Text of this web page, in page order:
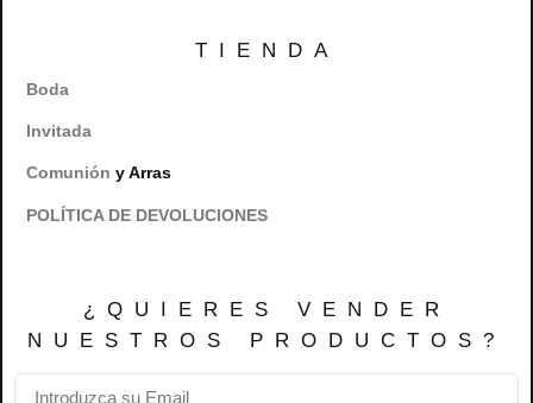
TIENDA
Boda
Invitada
Comunión y Arras
POLÍTICA DE DEVOLUCIONES
¿QUIERES VENDER
NUESTROS PRODUCTOS?